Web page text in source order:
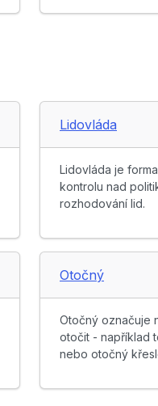
Lidovláda
Lidovláda je
kontrolu nad
rozhodování lid.
Otočný
Otočný označuje
otočit - například
nebo otočný